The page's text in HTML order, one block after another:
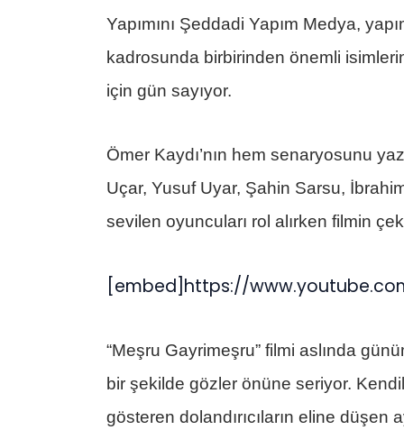
Yapımını Şeddadi Yapım Medya,
kadrosunda birbirinden önemli
için gün sayıyor.
Ömer Kaydı’nın hem senaryosunu
Uçar, Yusuf Uyar, Şahin Sarsu,
sevilen oyuncuları rol alırken filmin
[embed]https://
“Meşru Gayrimeşru” filmi aslında
bir şekilde gözler önüne seriyor.
gösteren dolandırıcıların eline düşen